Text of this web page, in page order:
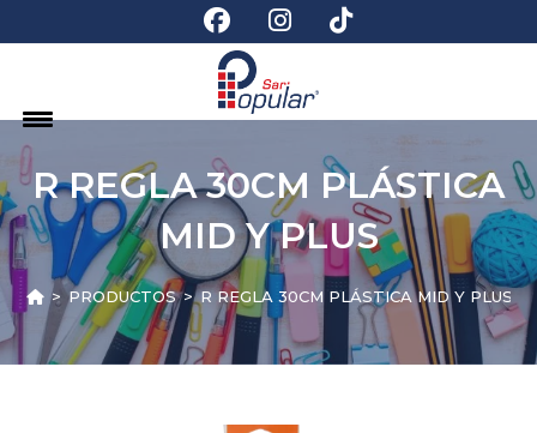
R REGLA 30CM PLÁSTICA
MID Y PLUS
> PRODUCTOS > R REGLA 30CM PLÁSTICA MID Y PLUS